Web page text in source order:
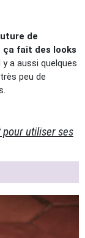
de
fait des looks
y a aussi quelques
peu de
utiliser ses